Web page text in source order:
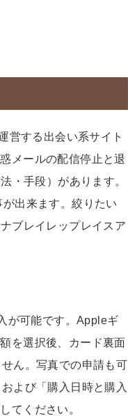
営する出会い系サイト
メールの配信停止と退
・手段）があります。
出来ます。絞りたい
ブレイレップレイスア
が可能です。Appleギ
を選択後、カード裏面
ん。写真での申請も可
よび「購入日時と購入
てください。